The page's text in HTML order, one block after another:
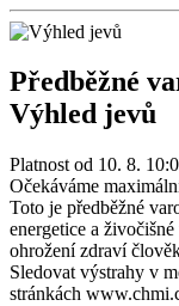
Předběžné
Výhled jevů
Platnost od 10. 8.
Očekáváme
Toto je předběžné
energetice a
ohrožení zdraví
Sledovat výstrahy v
stránkách